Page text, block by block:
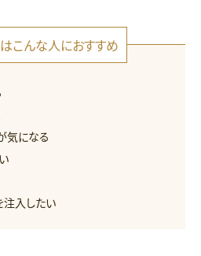
こんな人におすすめ
気になる
入したい